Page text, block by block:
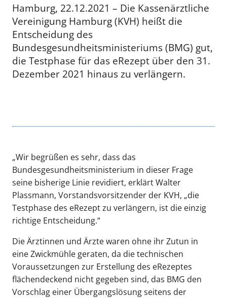
Hamburg, 22.12.2021 – Die Kassenärztliche
Vereinigung Hamburg (KVH) heißt die
Entscheidung des
Bundesgesundheitsministeriums (BMG) gut,
die Testphase für das eRezept über den 31.
Dezember 2021 hinaus zu verlängern.
„Wir begrüßen es sehr, dass das
Bundesgesundheitsministerium in dieser Frage
seine bisherige Linie revidiert, erklärt Walter
Plassmann, Vorstandsvorsitzender der KVH, „die
Testphase des eRezept zu verlängern, ist die einzig
richtige Entscheidung.“
Die Ärztinnen und Ärzte waren ohne ihr Zutun in
eine Zwickmühle geraten, da die technischen
Voraussetzungen zur Erstellung des eRezeptes
flächendeckend nicht gegeben sind, das BMG den
Vorschlag einer Übergangslösung seitens der